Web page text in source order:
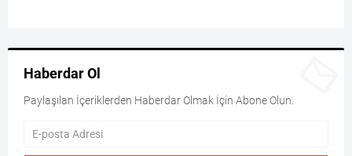
Haberdar Ol
Paylaşılan İçeriklerden Haberdar Olmak İçin Abone Olun.